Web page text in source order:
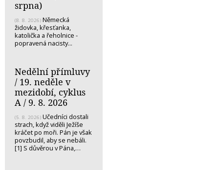
srpna)
(8. 8. 2026) Německá
židovka, křesťanka,
katolička a řeholnice -
popravená nacisty...
Nedělní přímluvy
/ 19. neděle v
mezidobí, cyklus
A / 9. 8. 2026
(5. 8. 2026) Učedníci dostali
strach, když viděli Ježíše
kráčet po moři. Pán je však
povzbudil, aby se nebáli.
[1] S důvěrou v Pána,…